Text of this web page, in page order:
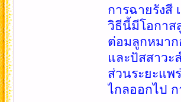
การฉายรังสี
วิธีนี้มีโอกาส
ต่อมลูกหมาก
และปัสสาวะ
ส่วนระยะแพ
ไกลออกไป ก